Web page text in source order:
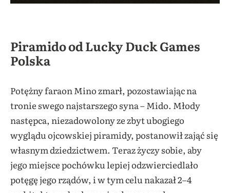
Piramido od Lucky Duck Games
Polska
Potężny faraon Mino zmarł, pozostawiając na
tronie swego najstarszego syna – Mido. Młody
następca, niezadowolony ze zbyt ubogiego
wyglądu ojcowskiej piramidy, postanowił zająć się
własnym dziedzictwem. Teraz życzy sobie, aby
jego miejsce pochówku lepiej odzwierciedlało
potęgę jego rządów, i w tym celu nakazał 2–4